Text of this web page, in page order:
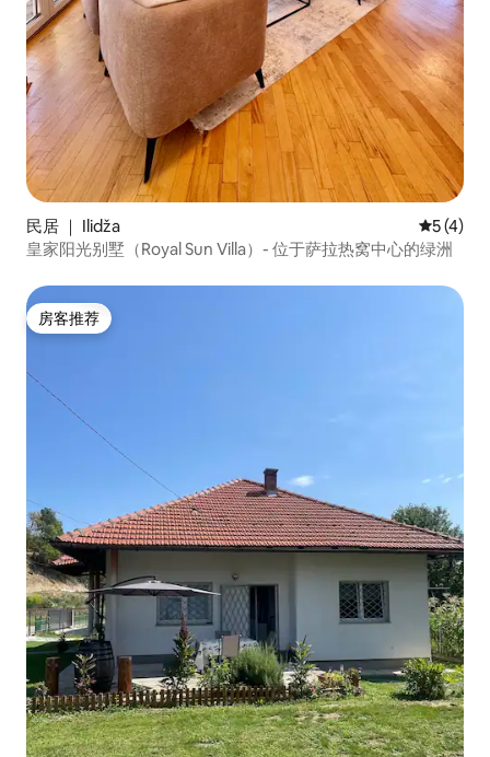
民居 ｜ Ilidža 平均评分
5 (4)
皇家阳光别墅（Royal Sun Villa）- 位于萨拉热窝中心的绿洲
房客推荐
房客推荐